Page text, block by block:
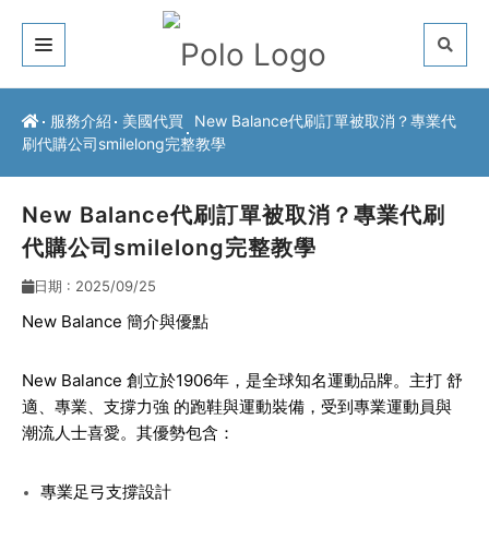
關於我們
服務介紹
常見問題
最新公告
服務介紹 美國代買
New Balance代刷訂單被取消？專業代
刷代購公司smilelong完整教學
New Balance代刷訂單被取消？專業代刷
代購公司smilelong完整教學
日期 : 2025/09/25
New Balance 簡介與優點
New Balance 創立於1906年，是全球知名運動品牌。主打 舒
適、專業、支撐力強 的跑鞋與運動裝備，受到專業運動員與
潮流人士喜愛。其優勢包含：
專業足弓支撐設計